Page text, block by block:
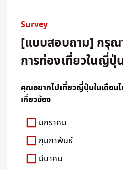
Survey
[แบบสอบถาม] กรุณ
การท่องเที่ยวในญี่ปุ่
คุณอยากไปเที่ยวญี่ปุ่นในเดือน
เกี่ยวข้อง
มกราคม
กุมภาพันธ์
มีนาคม